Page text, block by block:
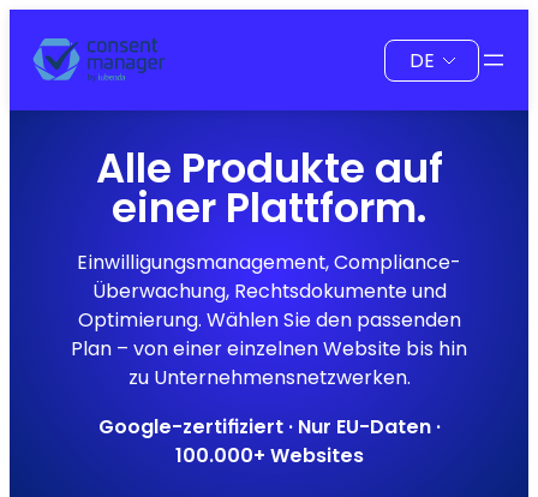
Inhalt
springen
Sprache
auswählen
Alle Produkte auf
einer Plattform.
Einwilligungsmanagement, Compliance-
Überwachung, Rechtsdokumente und
Optimierung. Wählen Sie den passenden
Plan – von einer einzelnen Website bis hin
zu Unternehmensnetzwerken.
Google-zertifiziert · Nur EU-Daten ·
100.000+ Websites